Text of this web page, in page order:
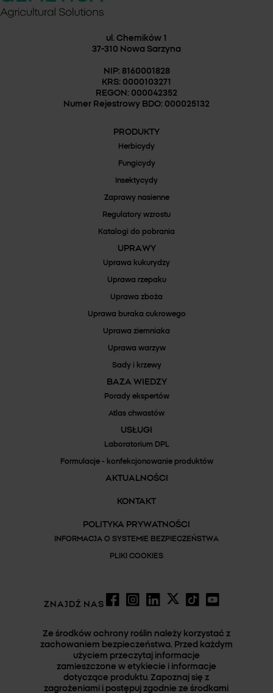
ul. Chemików 1
37-310 Nowa Sarzyna
NIP: 8160001828
KRS: 0000103271
REGON: 000042352
Numer Rejestrowy BDO: 000025132
PRODUKTY
Herbicydy
Fungicydy
Insektycydy
Zaprawy nasienne
Regulatory wzrostu
Katalogi do pobrania
UPRAWY
Uprawa kukurydzy
Uprawa rzepaku
Uprawa zboża
Uprawa buraka cukrowego
Uprawa ziemniaka
Uprawa warzyw
Sady i krzewy
BAZA WIEDZY
Porady ekspertów
Atlas chwastów
USŁUGI
Laboratorium DPL
Formulacje - konfekcjonowanie produktów
AKTUALNOŚCI
KONTAKT
POLITYKA PRYWATNOŚCI
INFORMACJA O SYSTEMIE BEZPIECZEŃSTWA
PLIKI COOKIES
ZNAJDŹ NAS
Ze środków ochrony roślin należy korzystać z
zachowaniem bezpieczeństwa. Przed każdym
użyciem przeczytaj informacje
zamieszczone w etykiecie i informacje
dotyczące produktu. Zapoznaj się z
zagrożeniami i postępuj zgodnie ze środkami